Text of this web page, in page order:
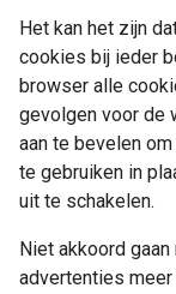
Het kan het zijn
cookies bij ieder
browser alle
gevolgen voor de
aan te bevelen
te gebruiken in
uit te schakelen.
Niet akkoord
advertenties